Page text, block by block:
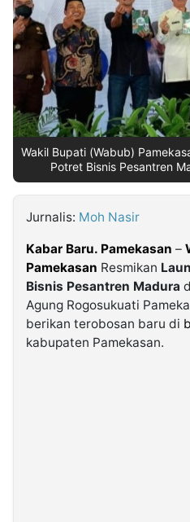
Insight
NTB
Suara
Time
Lens
IDN
Daily
Jogja
Jalan
Rakyat
Idealita
News
Kita
Notice
Dinamikapost.com
Radar
Baru
Seedbacklink
Follow
Kabarbaru
Kabarbaru.co
2026
Wakil Bupati (Wabub)
Potret Bisnis Pesantren
Jurnalis: Moh Nasir
Kabar Baru. Pamekasan –
Pamekasan Resmikan
Bisnis Pesantren Madura
Agung Rogosukuati
berikan terobosan baru di
kabupaten Pamekasan.